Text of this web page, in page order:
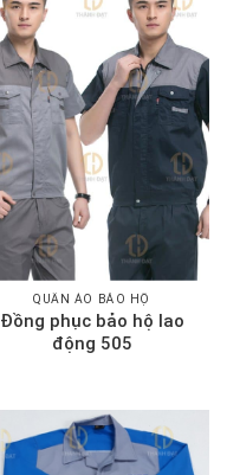
QUẦN ÁO BẢO HỘ
Đồng phục bảo hộ lao
động 505